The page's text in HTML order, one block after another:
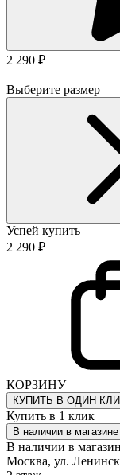
2 290 ₽
Выберите размер
Успей купить
2 290 ₽
КОРЗИНУ
КУПИТЬ В ОДИН
Купить в 1 клик
В наличии в
В наличии в
Москва, ул.